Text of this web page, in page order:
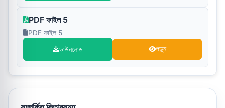
PDF ফাইল 5
PDF ফাইল 5
ডাউনলোড পড়ুন